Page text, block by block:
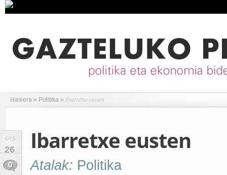
Hasiera » Politika » Ibarretxe eusten
OTS
26
0
Ibarretxe eusten
Atalak: Politika